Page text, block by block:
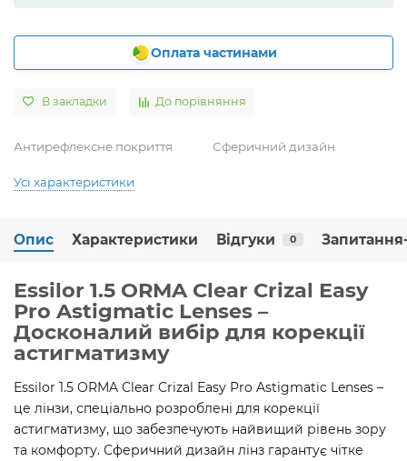
Оплата частинами
В закладки До порівняння
Антирефлексне покриття Сферичний дизайн
Усі характеристики
Опис Характеристики Відгуки 0
Essilor 1.5 ORMA Clear Crizal Easy
Pro Astigmatic Lenses –
Досконалий вибір для корекції
астигматизму
Essilor 1.5 ORMA Clear Crizal Easy Pro Astigmatic Lenses –
це лінзи, спеціально розроблені для корекції
астигматизму, що забезпечують найвищий рівень зору
та комфорту. Сферичний дизайн лінз гарантує чітке